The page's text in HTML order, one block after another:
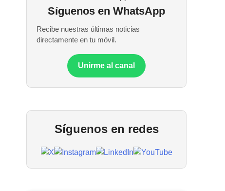
Síguenos en WhatsApp
Recibe nuestras últimas noticias
directamente en tu móvil.
Unirme al canal
Síguenos en redes